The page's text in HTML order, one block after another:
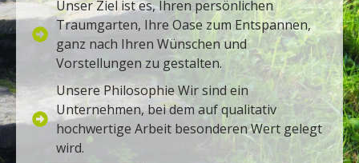
Unser Ziel ist es, Ihren persönlichen
Traumgarten, Ihre Oase zum Entspannen,
ganz nach Ihren Wünschen und
Vorstellungen zu gestalten.
Unsere Philosophie Wir sind ein
Unternehmen, bei dem auf qualitativ
hochwertige Arbeit besonderen Wert gelegt
wird.